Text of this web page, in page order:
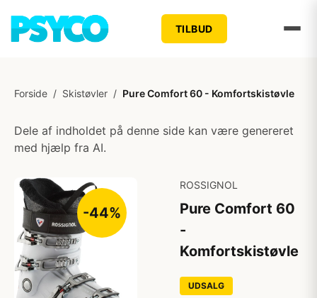
TILBUD
Forside / Skistøvler / Pure Comfort 60 - Komfortskistøvle
Dele af indholdet på denne side kan være genereret
med hjælp fra AI.
-44%
ROSSIGNOL
Pure Comfort 60
-
Komfortskistøvle
UDSALG